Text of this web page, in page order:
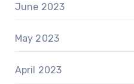
June 2023
May 2023
April 2023